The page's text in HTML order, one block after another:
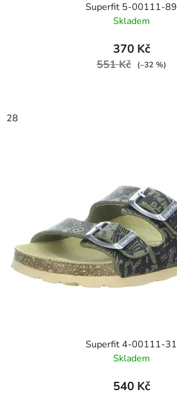
Superfit 5-00111-89
Skladem
370 Kč
551 Kč (–32 %)
28
Superfit 4-00111-31
Skladem
540 Kč